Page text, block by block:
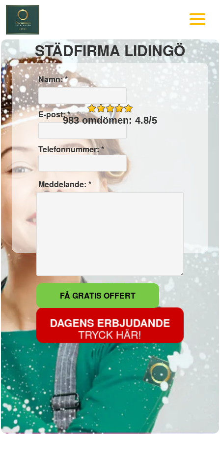
STÄDFIRMA LIDINGÖ
Namn: *
E-post: *
Telefonnummer: *
Meddelande: *
983 omdömen: 4.8/5
DAGENS ERBJUDANDE
TRYCK HÄR!